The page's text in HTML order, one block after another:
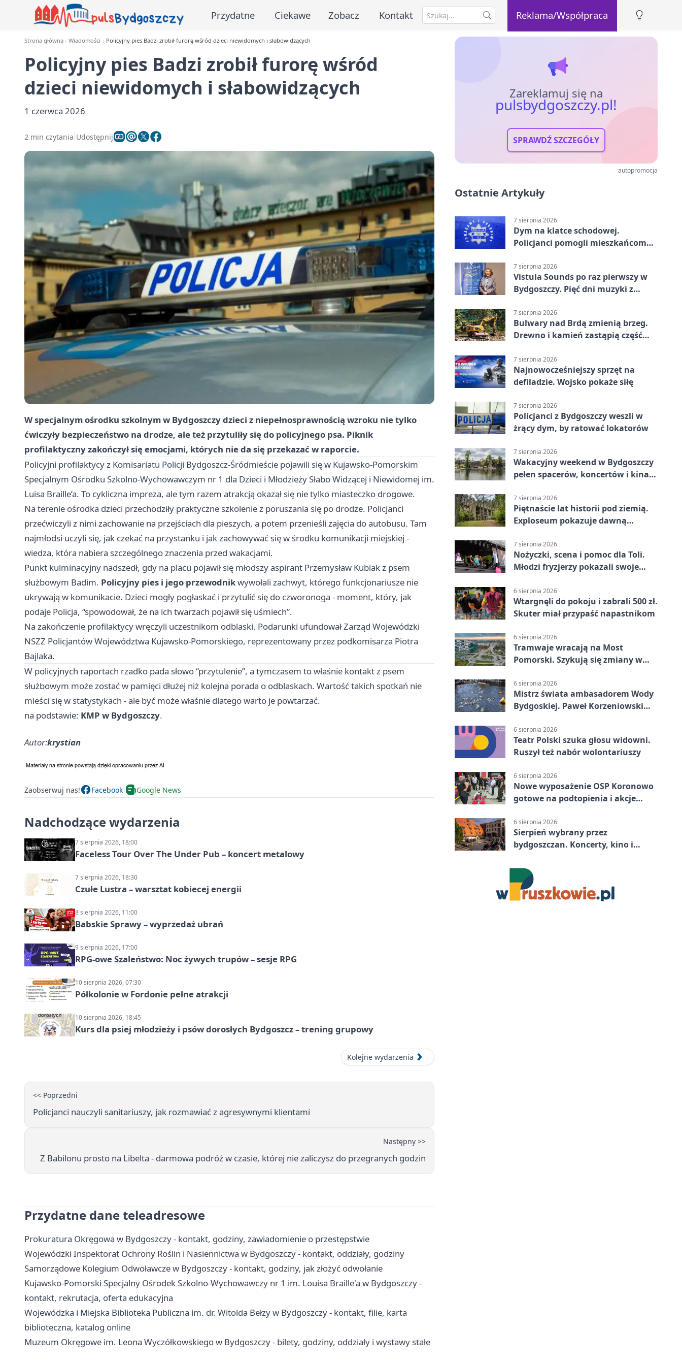
Przydatne Ciekawe Zobacz Kontakt Reklama/Współpraca
Strona główna Wiadomości Policyjny pies Badzi zrobił furorę wśród dzieci niewidomych i słabowidzących
Policyjny pies Badzi zrobił furorę wśród
dzieci niewidomych i słabowidzących
1 czerwca 2026
2 min czytania Udostępnij
W specjalnym ośrodku szkolnym w Bydgoszczy dzieci z niepełnosprawnością wzroku nie tylko
ćwiczyły bezpieczeństwo na drodze, ale też przytuliły się do policyjnego psa. Piknik
profilaktyczny zakończył się emocjami, których nie da się przekazać w raporcie.
Policyjni profilaktycy z Komisariatu Policji Bydgoszcz-Śródmieście pojawili się w Kujawsko-Pomorskim
Specjalnym Ośrodku Szkolno-Wychowawczym nr 1 dla Dzieci i Młodzieży Słabo Widzącej i Niewidomej im.
Luisa Braille’a. To cykliczna impreza, ale tym razem atrakcją okazał się nie tylko miasteczko drogowe.
Na terenie ośrodka dzieci przechodziły praktyczne szkolenie z poruszania się po drodze. Policjanci
przećwiczyli z nimi zachowanie na przejściach dla pieszych, a potem przenieśli zajęcia do autobusu. Tam
najmłodsi uczyli się, jak czekać na przystanku i jak zachowywać się w środku komunikacji miejskiej -
wiedza, która nabiera szczególnego znaczenia przed wakacjami.
Punkt kulminacyjny nadszedł, gdy na placu pojawił się młodszy aspirant Przemysław Kubiak z psem
służbowym Badim. Policyjny pies i jego przewodnikwywołali zachwyt, którego funkcjonariusze nie
ukrywają w komunikacie. Dzieci mogły pogłaskać i przytulić się do czworonoga - moment, który, jak
podaje Policja, “spowodował, że na ich twarzach pojawił się uśmiech”.
Na zakończenie profilaktycy wręczyli uczestnikom odblaski. Podarunki ufundował Zarząd Wojewódzki
NSZZ Policjantów Województwa Kujawsko-Pomorskiego, reprezentowany przez podkomisarza Piotra
Bajlaka.
W policyjnych raportach rzadko pada słowo “przytulenie”, a tymczasem to właśnie kontakt z psem
służbowym może zostać w pamięci dłużej niż kolejna porada o odblaskach. Wartość takich spotkań nie
mieści się w statystykach - ale być może właśnie dlatego warto je powtarzać.
na podstawie: KMP w Bydgoszczy.
Autor:krystian
Zaobserwuj nas! Facebook Google News
Nadchodzące wydarzenia
7 sierpnia 2026, 18:00
Faceless Tour Over The Under Pub – koncert metalowy
7 sierpnia 2026, 18:30
Czułe Lustra – warsztat kobiecej energii
8 sierpnia 2026, 11:00
Babskie Sprawy – wyprzedaż ubrań
9 sierpnia 2026, 17:00
RPG-owe Szaleństwo: Noc żywych trupów – sesje RPG
10 sierpnia 2026, 07:30
Półkolonie w Fordonie pełne atrakcji
10 sierpnia 2026, 18:45
Kurs dla psiej młodzieży i psów dorosłych Bydgoszcz – trening grupowy
Kolejne wydarzenia
<< Poprzedni
Policjanci nauczyli sanitariuszy, jak rozmawiać z agresywnymi klientami
Następny >>
Z Babilonu prosto na Libelta - darmowa podróż w czasie, której nie zaliczysz do przegranych godzin
Przydatne dane teleadresowe
Prokuratura Okręgowa w Bydgoszczy - kontakt, godziny, zawiadomienie o przestępstwie
Wojewódzki Inspektorat Ochrony Roślin i Nasiennictwa w Bydgoszczy - kontakt, oddziały, godziny
Samorządowe Kolegium Odwoławcze w Bydgoszczy - kontakt, godziny, jak złożyć odwołanie
Kujawsko-Pomorski Specjalny Ośrodek Szkolno-Wychowawczy nr 1 im. Louisa Braille'a w Bydgoszczy -
kontakt, rekrutacja, oferta edukacyjna
Wojewódzka i Miejska Biblioteka Publiczna im. dr. Witolda Bełzy w Bydgoszczy - kontakt, filie, karta
biblioteczna, katalog online
Muzeum Okręgowe im. Leona Wyczółkowskiego w Bydgoszczy - bilety, godziny, oddziały i wystawy stałe
Zareklamuj się na
pulsbydgoszczy.pl!
SPRAWDŹ SZCZEGÓŁY
autopromocja
Ostatnie Artykuły
7 sierpnia 2026
Dym na klatce schodowej.
Policjanci pomogli mieszkańcom
7 sierpnia 2026
Vistula Sounds po raz pierwszy w
Bydgoszczy. Pięć dni muzyki z
7 sierpnia 2026
Bulwary nad Brdą zmienią brzeg.
Drewno i kamień zastąpią część
7 sierpnia 2026
Najnowocześniejszy sprzęt na
defiladzie. Wojsko pokaże siłę
7 sierpnia 2026
Policjanci z Bydgoszczy weszli w
żrący dym, by ratować lokatorów
7 sierpnia 2026
Wakacyjny weekend w Bydgoszczy
pełen spacerów, koncertów i kina
7 sierpnia 2026
Piętnaście lat historii pod ziemią.
Exploseum pokazuje dawną
7 sierpnia 2026
Nożyczki, scena i pomoc dla Toli.
Młodzi fryzjerzy pokazali swoje
6 sierpnia 2026
Wtargnęli do pokoju i zabrali 500 zł.
Skuter miał przypaść napastnikom
6 sierpnia 2026
Tramwaje wracają na Most
Pomorski. Szykują się zmiany w
6 sierpnia 2026
Mistrz świata ambasadorem Wody
Bydgoskiej. Paweł Korzeniowski
6 sierpnia 2026
Teatr Polski szuka głosu widowni.
Ruszył też nabór wolontariuszy
6 sierpnia 2026
Nowe wyposażenie OSP Koronowo
gotowe na podtopienia i akcje
6 sierpnia 2026
Sierpień wybrany przez
bydgoszczan. Koncerty, kino i